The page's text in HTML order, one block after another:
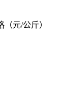
元/公斤）